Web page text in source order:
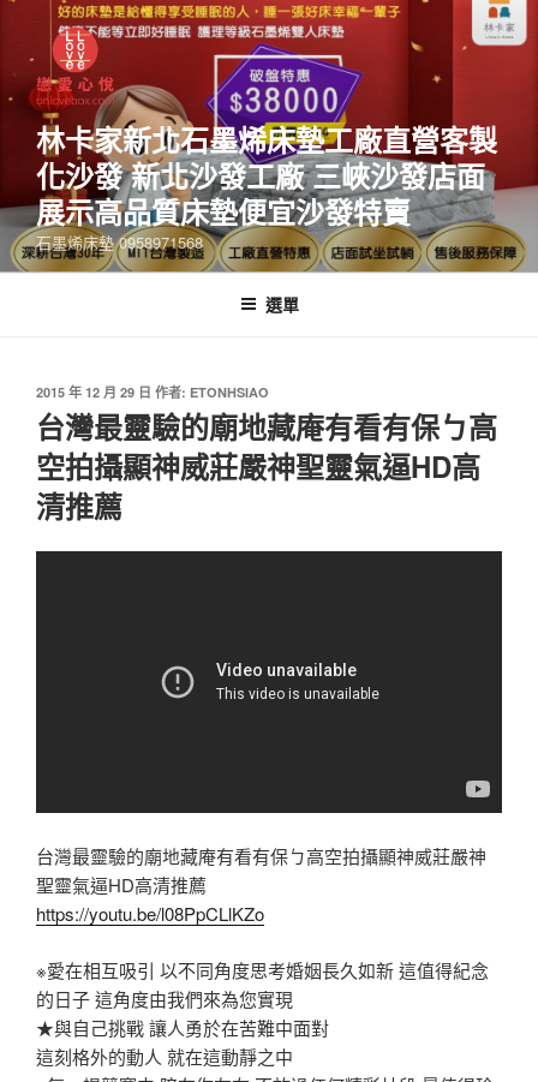
林卡家新北石墨烯床墊工廠直營客製
化沙發 新北沙發工廠 三峽沙發店面
展示高品質床墊便宜沙發特賣
石墨烯床墊 0958971568
選單
2015 年 12 月 29 日 作者: ETONHSIAO
台灣最靈驗的廟地藏庵有看有保ㄅ高
空拍攝顯神威莊嚴神聖靈氣逼HD高
清推薦
台灣最靈驗的廟地藏庵有看有保ㄅ高空拍攝顯神威莊嚴神
聖靈氣逼HD高清推薦
https://youtu.be/l08PpCLlKZo
※愛在相互吸引 以不同角度思考婚姻長久如新 這值得紀念
的日子 這角度由我們來為您實現
★與自己挑戰 讓人勇於在苦難中面對
這刻格外的動人 就在這動靜之中